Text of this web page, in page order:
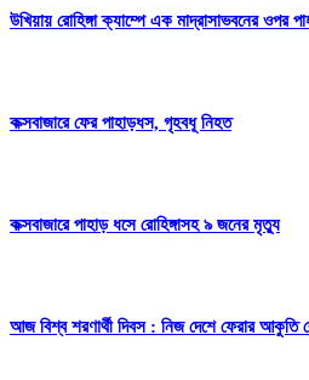
উখিয়ায় রোহিঙ্গা ক্যাম্পে এক মাদ্রাসাভবনের ওপর
কক্সবাজারে ফের পাহাড়ধস, গৃহবধূ নিহত
কক্সবাজারে পাহাড় ধসে রোহিঙ্গাসহ ৯ জনের মৃত্যু
আজ বিশ্ব শরণার্থী দিবস : নিজ দেশে ফেরার আকুতি